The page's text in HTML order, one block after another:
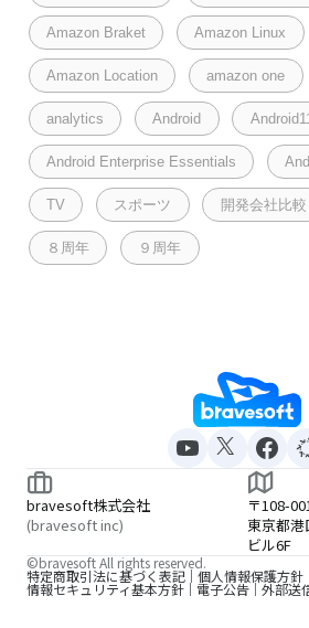
Amazon Braket Amazon Linux
Amazon Location amazon one
analytics Android
Android Enterprise Essentials
TV スポーツ 開発会社比較
８周年 ９周年
bravesoft株式会社
(bravesoft inc)
〒108-
東京都
ビル6F
特定商取引法に基づく表記 個人情報保護方針
情報セキュリティ基本方針 電子公告 外部送
©bravesoft All rights reserved.